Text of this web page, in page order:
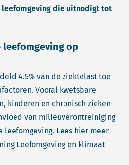
leefomgeving die uitnodigt tot
leefomgeving op
4.5% van de ziektelast toe
Vooral kwetsbare
kinderen en chronisch zieken
van milieuverontreiniging
leefomgeving. Lees hier meer
Leefomgeving en klimaat